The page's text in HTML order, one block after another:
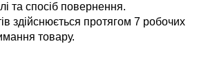
та спосіб повернення.
здійснюється протягом 7 робочих
товару.